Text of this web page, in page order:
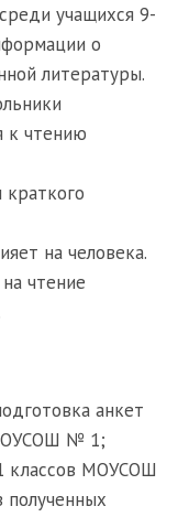
учащихся 9-
о
литературы.
к чтению
на человека.
чтение
анкет
№ 1;
классов МОУСОШ